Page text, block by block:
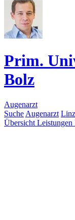
Prim.
Bolz
Augenarzt
Suche Augenarzt Linz
Übersicht Leistungen